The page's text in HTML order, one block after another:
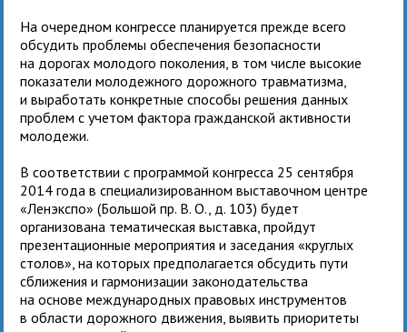
На очередном конгрессе планируется прежде всего
обсудить проблемы обеспечения безопасности
на дорогах молодого поколения, в том числе высокие
показатели молодежного дорожного травматизма,
и выработать конкретные способы решения данных
проблем с учетом фактора гражданской активности
молодежи.
В соответствии с программой конгресса 25 сентября
2014 года в специализированном выставочном центре
«Ленэкспо» (Большой пр. В. О., д. 103) будет
организована тематическая выставка, пройдут
презентационные мероприятия и заседания «круглых
столов», на которых предполагается обсудить пути
сближения и гармонизации законодательства
на основе международных правовых инструментов
в области дорожного движения, выявить приоритеты